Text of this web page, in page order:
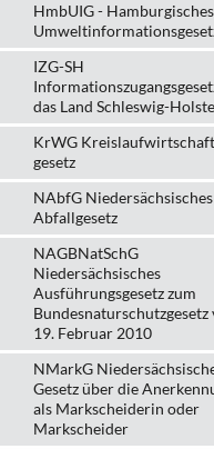
HmbUIG - Hamburgisches
IZG-SH
das Land Schleswig-
KrWG
gesetz
NAbfG Niedersächsisches
Abfallgesetz
NAGBNatSchG
Niedersächsisches
Ausführungsgesetz zum
Bundesnaturschutzgesetz
19. Februar 2010
NMarkG
Gesetz über die
als Markscheiderin oder
Markscheider